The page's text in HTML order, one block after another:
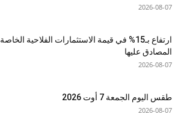
2026-08-07
ارتفاع بـ15% في قيمة الاستثمارات الفلاحية الخاصة
المصادق عليها
2026-08-07
طقس اليوم الجمعة 7 أوت 2026
2026-08-07